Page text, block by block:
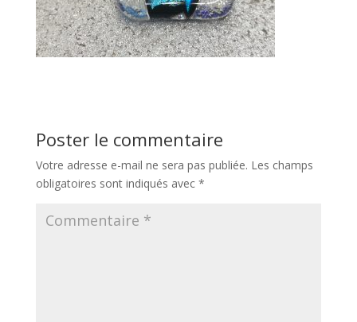
Poster le commentaire
Votre adresse e-mail ne sera pas publiée. Les champs
obligatoires sont indiqués avec *